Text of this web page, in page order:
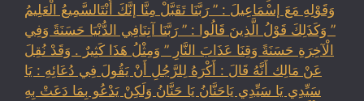
وَقَوْلِهِ مَعَ إسْمَاعِيلَ : ” رَبَّنَا تَقَبَّلْ مِنَّا إنَّكَ أَنْتَالسَّمِيعُ الْعَلِيمُ
” وَكَذَلِكَ قَوْلُ الَّذِينَ قَالُوا : ” رَبَّنَا آتِنَافِي الدُّنْيَا حَسَنَةً وَفِي
الْآخِرَةِ حَسَنَةً وَقِنَا عَذَابَ النَّارِ ” وَمِثْلُ هَذَا كَثِيرٌ . وَقَدْ نُقِلَ
عَنْ مَالِك أَنَّهُ قَالَ : أَكْرَهُ لِلرَّجُلِ أَنْ يَقُولَ فِي دُعَائِهِ : يَا
سَيِّدِي يَا سَيِّدِي يَاحَنَّانُ يَا حَنَّانُ وَلَكِنْ يَدْعُو بِمَا دَعَتْ بِهِ